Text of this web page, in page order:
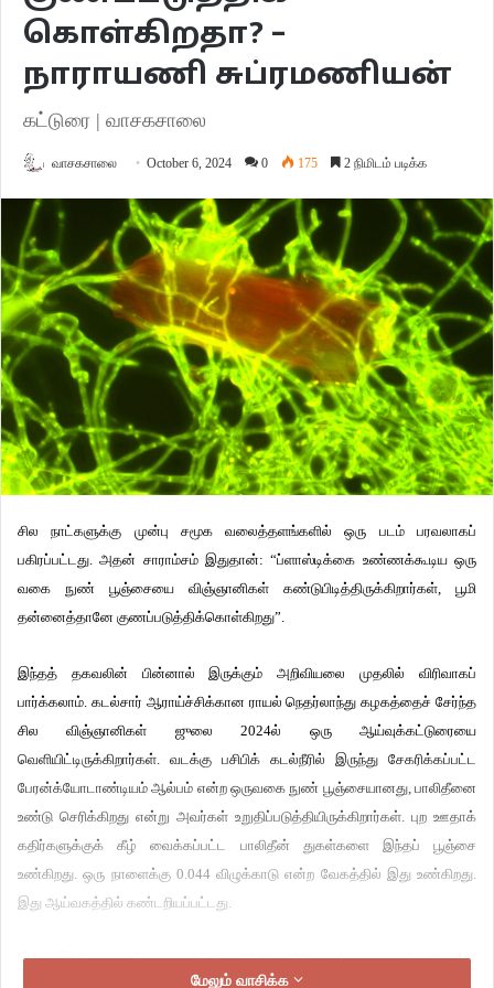
கொள்கிறதா? –
நாராயணி சுப்ரமணியன்
கட்டுரை | வாசகசாலை
வாசகசாலை October 6, 2024 0 175 2 நிமிடம் படிக்க
சில நாட்களுக்கு முன்பு சமூக வலைத்தளங்களில் ஒரு படம் பரவலாகப்
பகிரப்பட்டது. அதன் சாராம்சம் இதுதான்: “ப்ளாஸ்டிக்கை உண்ணக்கூடிய ஒரு
வகை நுண் பூஞ்சையை விஞ்ஞானிகள் கண்டுபிடித்திருக்கிறார்கள், பூமி
தன்னைத்தானே குணப்படுத்திக்கொள்கிறது”.
இந்தத் தகவலின் பின்னால் இருக்கும் அறிவியலை முதலில் விரிவாகப்
பார்க்கலாம். கடல்சார் ஆராய்ச்சிக்கான ராயல் நெதர்லாந்து கழகத்தைச் சேர்ந்த
சில விஞ்ஞானிகள் ஜுலை 2024ல் ஒரு ஆய்வுக்கட்டுரையை
வெளியிட்டிருக்கிறார்கள். வடக்கு பசிபிக் கடல்நீரில் இருந்து சேகரிக்கப்பட்ட
பேரன்க்யோடாண்டியம் ஆல்பம் என்ற ஒருவகை நுண் பூஞ்சையானது, பாலிதீனை
உண்டு செரிக்கிறது என்று அவர்கள் உறுதிப்படுத்தியிருக்கிறார்கள். புற ஊதாக்
கதிர்களுக்குக் கீழ் வைக்கப்பட்ட பாலிதீன் துகள்களை இந்தப் பூஞ்சை
உண்கிறது. ஒரு நாளைக்கு 0.044 விழுக்காடு என்ற வேகத்தில் இது உண்கிறது.
இது ஆய்வகத்தில் கண்டறியப்பட்டது.
இதை இப்போது கடல் சூழலுடன் பொருத்திப் பார்க்கலாம். புற ஊதாக்கதிர் பட்டு
மேலும் வாசிக்க